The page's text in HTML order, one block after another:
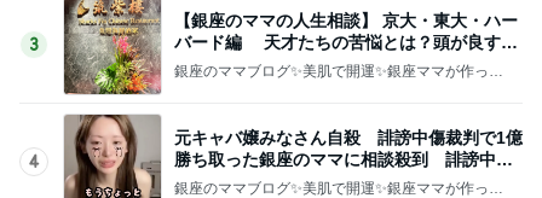
3
【銀座のママの人生相談】 京大・東大・ハー
バード編 天才たちの苦悩とは？頭が良すぎ
て悩む人
銀座のママブログ✨美肌で開運✨銀座ママが作った
4
元キャバ嬢みなさん自殺 誹謗中傷裁判で1億
勝ち取った銀座のママに相談殺到 誹謗中傷
は正義じゃない
銀座のママブログ✨美肌で開運✨銀座ママが作った